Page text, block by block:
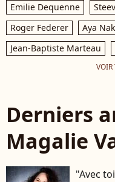
Emilie Dequenne
Roger Federer
Aya
Jean-Baptiste Marteau
VOIR
Derniers
Magalie
"Avec